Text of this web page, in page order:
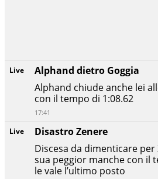
Live
Disastro Zenere
Discesa da dimenticare
sua peggior manche con il
le vale l’ultimo posto
Live
Alphand dietro Goggia
Alphand chiude anche lei
con il tempo di 1:08.62
17:41